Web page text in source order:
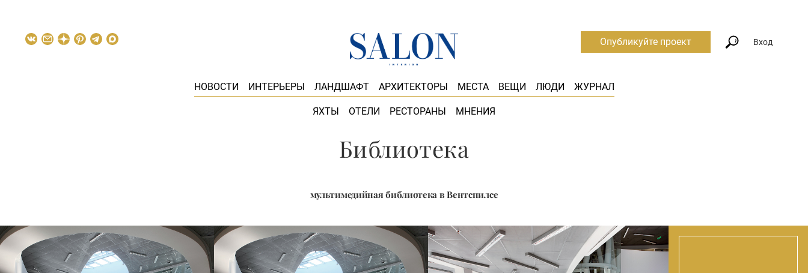
НОВОСТИ ИНТЕРЬЕРЫ ЛАНДШАФТ АРХИТЕКТОРЫ МЕСТА ВЕЩИ ЛЮДИ ЖУРНАЛ
ЯХТЫ ОТЕЛИ РЕСТОРАНЫ МНЕНИЯ
Опубликуйте проект Вход
Библиотека
мультимедийная библиотека в Вентспилсе